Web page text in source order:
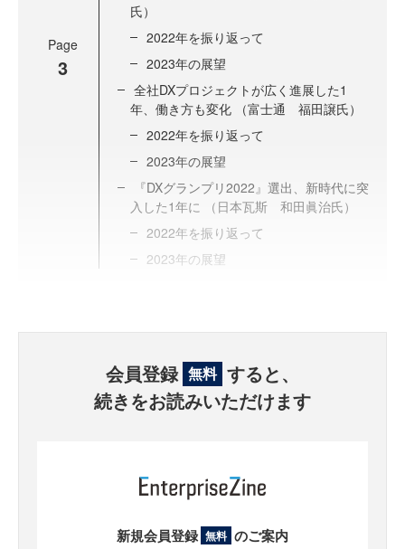
Page
3
氏）
2022年を振り返って
2023年の展望
全社DXプロジェクトが広く進展した1
年、働き方も変化 （富士通 福田譲氏）
2022年を振り返って
2023年の展望
『DXグランプリ2022』選出、新時代に突
入した1年に （日本瓦斯 和田眞治氏）
2022年を振り返って
2023年の展望
会員登録 無料 すると、
続きをお読みいただけます
新規会員登録 無料 のご案内